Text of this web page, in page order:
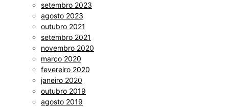
setembro 2023
agosto 2023
outubro 2021
setembro 2021
novembro 2020
março 2020
fevereiro 2020
janeiro 2020
outubro 2019
agosto 2019